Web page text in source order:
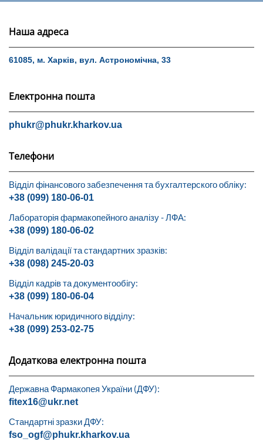
Наша адреса
61085, м. Харків, вул. Астрономічна, 33
Електронна пошта
phukr@phukr.kharkov.ua
Телефони
Відділ фінансового забезпечення та бухгалтерского обліку:
+38 (099) 180-06-01
Лабораторія фармакопейного аналізу - ЛФА:
+38 (099) 180-06-02
Відділ валідації та стандартних зразків:
+38 (098) 245-20-03
Відділ кадрів та документообігу:
+38 (099) 180-06-04
Начальник юридичного відділу:
+38 (099) 253-02-75
Додаткова електронна пошта
Державна Фармакопея України (ДФУ):
fitex16@ukr.net
Стандартні зразки ДФУ:
fso_ogf@phukr.kharkov.ua